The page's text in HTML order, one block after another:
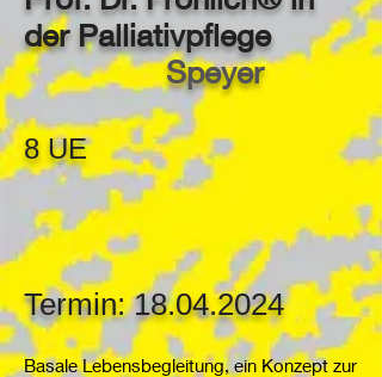
der Palliativpflege
Speyer
8 UE
Termin: 18.04.2024
Basale Lebensbegleitung, ein Konzept zur